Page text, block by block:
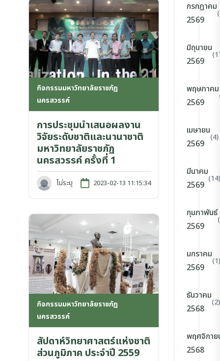
กิจกรรมมหาวิทยาลัยราชภัฏ
นครสวรรค์
การประชุมนำเสนอผลงาน
วิจัยระดับชาติและนานาชาติ
มหาวิทยาลัยราชภัฏ
นครสวรรค์ ครั้งที่ 1
ไม่ระบุ 2023-02-13 11:15:34
กิจกรรมมหาวิทยาลัยราชภัฏ
นครสวรรค์
สัปดาห์วิทยาศาสตร์แห่งชาติ
ส่วนภูมิภาค ประจำปี 2559
กรกฎาคม
2569
มิถุนายน
2569
พฤษภาคม
2569
เมษายน
2569
(4)
มีนาคม
2569
(14)
กุมภาพันธ์
2569
มกราคม
2569
(1)
ธันวาคม
2568
(2)
พฤศจิกาย
2568